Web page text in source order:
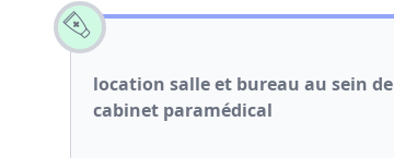
location salle et bureau au sein de
cabinet paramédical